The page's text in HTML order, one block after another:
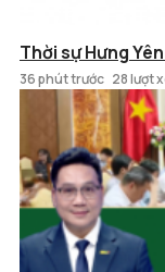
Thời sự Hưng
36 phút trước 28 lượt